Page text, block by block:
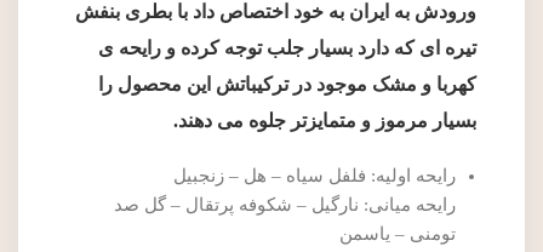
ورودش به ایران به خود اختصاص داد با بطری بنفش
تیره ای که دارد بسیار جلب توجه کرده و رایحه ی
کهربا و مشک موجود در ترکیباتش این محصول را
بسیار مرموز و متمایزتر جلوه می دهند.
رایحه اولیه: فلفل سیاه – هل – زنجبیل
رایحه میانی: نارگیل – شکوفه پرتقال – گل صد
تومنی – یاسمن